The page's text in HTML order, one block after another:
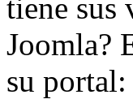
tiene sus
Joomla?
su